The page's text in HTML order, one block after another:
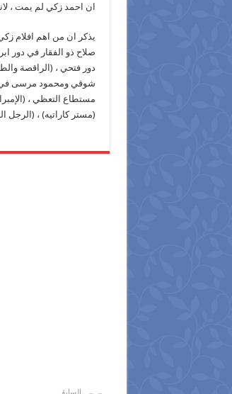
ان احمد زكي لم يمت ،
يذكر ان من اهم افلام
دور فتحي ، (الراقصة
شوقي ومحمود مرسى في
مستطاع التعظي ،
(مستر كاراتيه) ، (الرجل
السابق